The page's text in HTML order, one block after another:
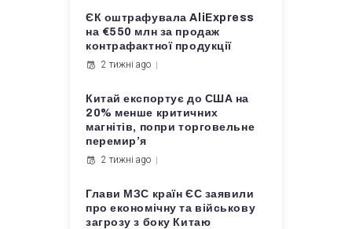
ЄК оштрафувала AliExpress
на €550 млн за продаж
контрафактної продукції
2 тижні ago
Китай експортує до США на
20% менше критичних
магнітів, попри торговельне
перемир’я
2 тижні ago
Глави МЗС країн ЄС заявили
про економічну та військову
загрозу з боку Китаю